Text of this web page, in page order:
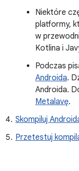
Niektóre
platformy,
w
Kotlina i
Podczas
Androida.
Androida.
Metalavę.
Skompiluj
Przetestuj